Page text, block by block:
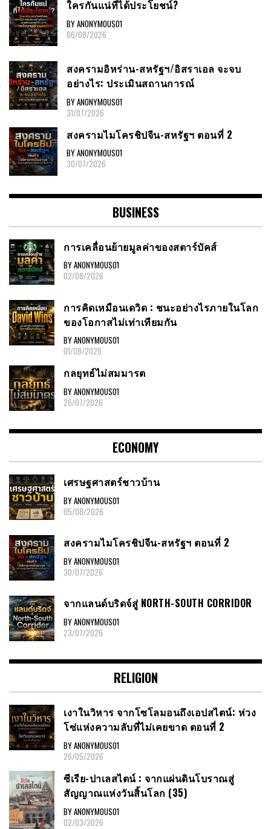
ใครกันแน่ที่ได้ประโยชน์?
BY ANONYMOUS01
06/08/2026
สงครามอิหร่าน-สหรัฐฯ/อิสราเอล จะจบ
อย่างไร: ประเมินสถานการณ์
BY ANONYMOUS01
31/07/2026
สงครามไมโครชิปจีน-สหรัฐฯ ตอนที่ 2
BY ANONYMOUS01
30/07/2026
BUSINESS
การเคลื่อนย้ายมูลค่าของสตาร์บัคส์
BY ANONYMOUS01
02/08/2026
การคิดเหมือนเดวิด : ชนะอย่างไรภายในโลก
ของโอกาสไม่เท่าเทียมกัน
BY ANONYMOUS01
01/08/2026
กลยุทธ์ไม่สมมารต
BY ANONYMOUS01
26/07/2026
ECONOMY
เศรษฐศาสตร์ชาวบ้าน
BY ANONYMOUS01
05/08/2026
สงครามไมโครชิปจีน-สหรัฐฯ ตอนที่ 2
BY ANONYMOUS01
30/07/2026
จากแลนด์บริดจ์สู่ NORTH-SOUTH CORRIDOR
BY ANONYMOUS01
23/07/2026
RELIGION
เงาในวิหาร จากโซโลมอนถึงเอปสไตน์: ห่วง
โซ่แห่งความลับที่ไม่เคยขาด ตอนที่ 2
BY ANONYMOUS01
26/05/2026
ซีเรีย​-ปาเลสไตน์​ : จากแผ่นดินโบราณสู่
สัญญาณ​แห่งวันสิ้นโลก​ (35)
BY ANONYMOUS01
02/03/2026